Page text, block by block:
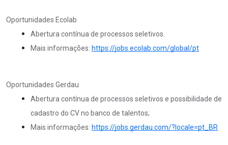
Oportunidades Ecolab
Abertura contínua de processos seletivos.
Mais informações: https://jobs.ecolab.com/global/pt
Oportunidades Gerdau
Abertura contínua de processos seletivos e possibilidade de
cadastro do CV no banco de talentos;
Mais informações: https://jobs.gerdau.com/?locale=pt_BR